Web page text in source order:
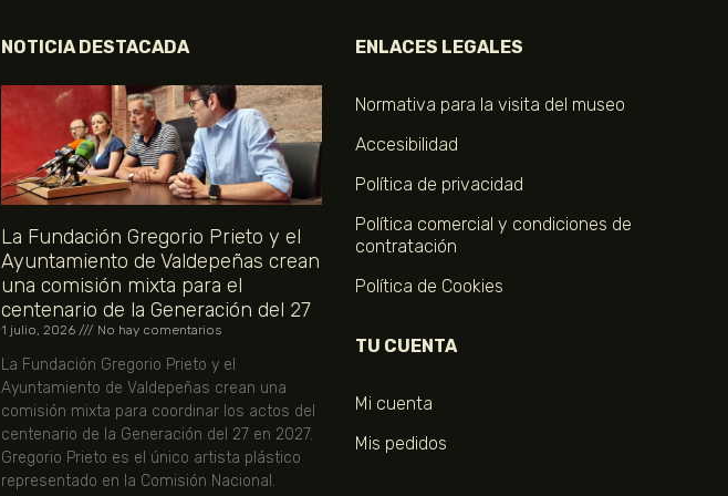
NOTICIA DESTACADA
La Fundación Gregorio Prieto y el
Ayuntamiento de Valdepeñas crean
una comisión mixta para el
centenario de la Generación del 27
1 julio, 2026 No hay comentarios
La Fundación Gregorio Prieto y el
Ayuntamiento de Valdepeñas crean una
comisión mixta para coordinar los actos del
centenario de la Generación del 27 en 2027.
Gregorio Prieto es el único artista plástico
representado en la Comisión Nacional.
ENLACES LEGALES
Normativa para la visita del museo
Accesibilidad
Política de privacidad
Política comercial y condiciones de
contratación
Política de Cookies
TU CUENTA
Mi cuenta
Mis pedidos